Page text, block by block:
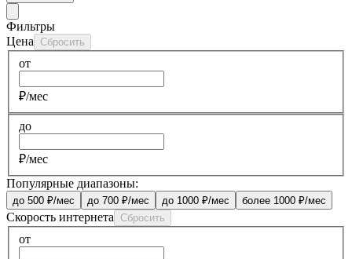
Фильтры
Цена
Сбросить
от
₽/мес
до
₽/мес
Популярные диапазоны:
до 500 ₽/мес до 700 ₽/мес до 1000 ₽/мес более 1000 ₽/мес
Скорость интернета Сбросить
от